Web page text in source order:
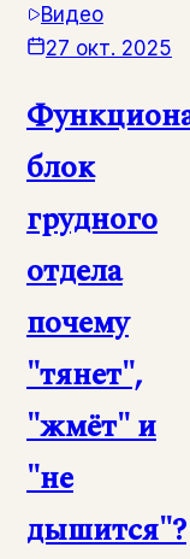
Видео
27 окт. 2025
блок
грудного
отдела
почему
"тянет",
"жмёт" и
"не
дышится"?